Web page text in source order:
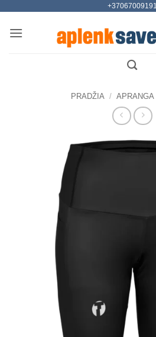
content
+37067009191
PRADŽIA / APRANGA